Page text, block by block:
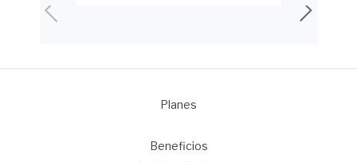
Planes
Beneficios